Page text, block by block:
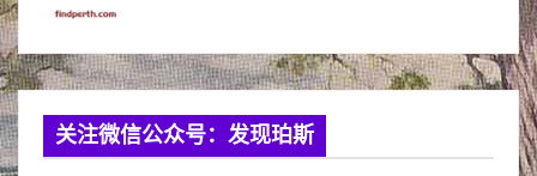
关注微信公众号：发现珀斯